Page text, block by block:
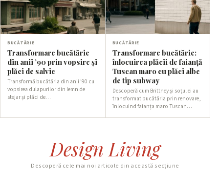
BUCĂTĂRIE
Transformare bucătărie
din anii ’90 prin vopsire și
plăci de salvie
Transformă bucătăria din anii '90 cu
vopsirea dulapurilor din lemn de
stejar și plăci de…
BUCĂTĂRIE
Transformare bucătărie:
înlocuirea plăcii de faianță
Tuscan maro cu plăci albe
de tip subway
Descoperă cum Brittney și soțul ei au
transformat bucătăria prin renovare,
înlocuind faianța maro Tuscan…
Design Living
Descoperă cele mai noi articole din această secțiune